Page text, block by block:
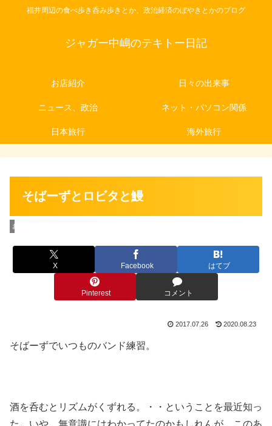
福井周辺の食べ歩き呑み歩きとか、政治経済のぼやきとかのブログ
ジャガー中嶋のテキトー日記
お店紹介 日々の出来事
ニュース、政治 ネット・パソコン関係
日本旅行 海外旅行
そばーずとロビタと鰻
お店紹介
X Facebook はてブ
Pinterest コメント
2017.07.26 2020.08.23
そばーずでいつものバンド練習。
酒を呑むとリズムがくずれる。・・ということを最近知っ
た。いや、無意識にはわかってたのかもしれんが、このあ